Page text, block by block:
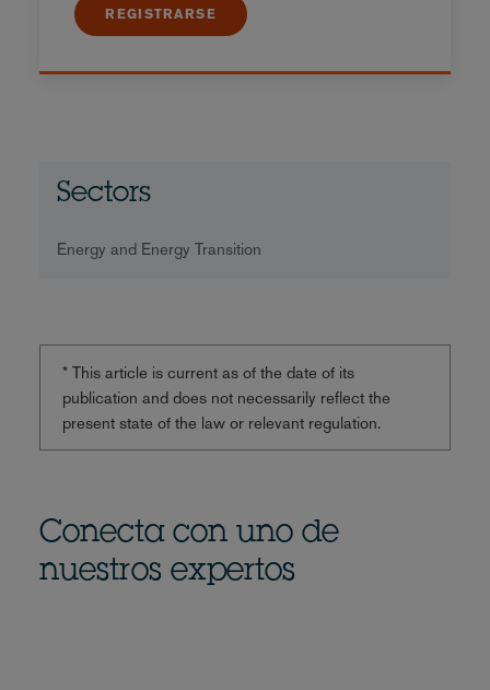
REGISTRARSE
Sectors
Energy and Energy Transition
* This article is current as of the date of its
publication and does not necessarily reflect the
present state of the law or relevant regulation.
Conecta con uno de
nuestros expertos